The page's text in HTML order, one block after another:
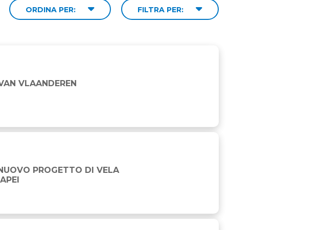
ORDINA PER: FILTRA PER:
VLAANDEREN
OCEANICA DI AMBROGIO BECCARIA E MAPEI
PROGETTO DI VELA